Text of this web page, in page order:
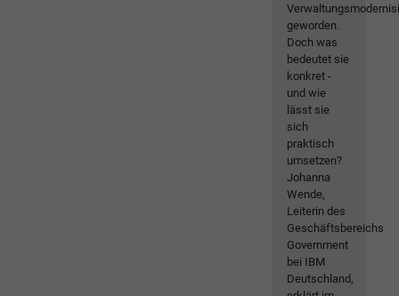
geworden.
Doch was
bedeutet sie
konkret -
und wie
lässt sie
sich
praktisch
umsetzen?
Johanna
Wende,
Leiterin des
Geschäftsbereichs
Government
bei IBM
Deutschland,